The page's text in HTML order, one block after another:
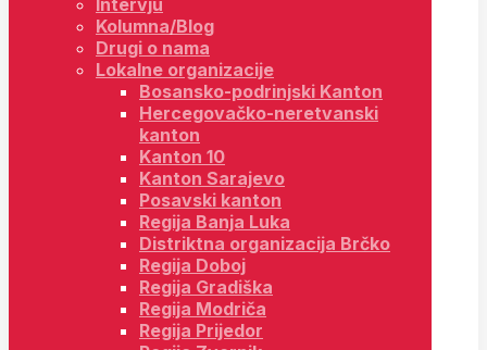
Intervju
Kolumna/Blog
Drugi o nama
Lokalne organizacije
Bosansko-podrinjski Kanton
Hercegovačko-neretvanski
kanton
Kanton 10
Kanton Sarajevo
Posavski kanton
Regija Banja Luka
Distriktna organizacija Brčko
Regija Doboj
Regija Gradiška
Regija Modriča
Regija Prijedor